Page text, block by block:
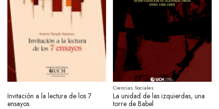
Invitación a la lectura de los 7
ensayos
Ciencias Sociales
La unidad de las izquierdas, una
torre de Babel